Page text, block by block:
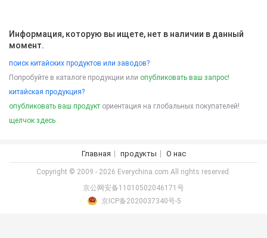
Информация, которую вы ищете, нет в наличии в данный
момент.
поиск китайских продуктов или заводов?
Попробуйте в каталоге продукции или опубликовать ваш запрос!
китайская продукция?
опубликовать ваш продукт ориентация на глобальных покупателей!
щелчок здесь .
Главная продукты О нас
Copyright © 2009 - 2026 Everychina.com.All rights reserved.
京公网安备11010502046171号
京ICP备2020037340号-5